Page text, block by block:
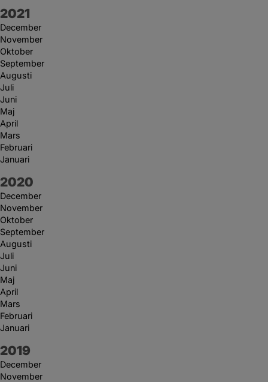
År:
2021
December
November
Oktober
September
Augusti
Juli
Juni
Maj
April
Mars
Februari
Januari
År:
2020
December
November
Oktober
September
Augusti
Juli
Juni
Maj
April
Mars
Februari
Januari
År:
2019
December
November